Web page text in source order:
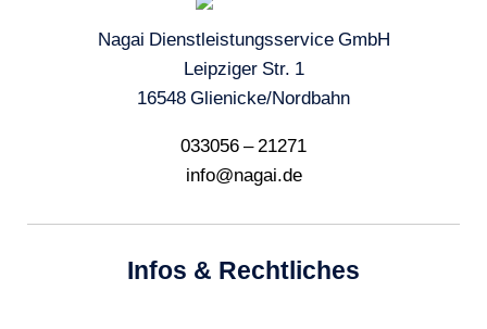
Nagai Dienstleistungsservice GmbH
Leipziger Str. 1
16548 Glienicke/Nordbahn
033056 – 21271
info@nagai.de
Infos & Rechtliches